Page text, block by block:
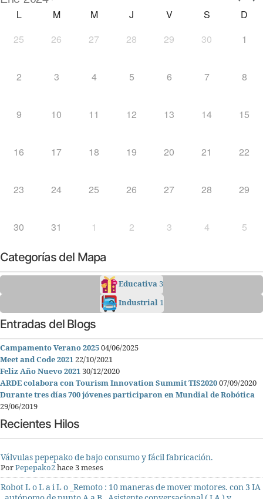
L M M J V S
D
25
26 27 28 29 30 1
2 3 4 5 6 7 8
9 10 11 12 13 14 15
16 17 18 19 20 21 22
23 24 25 26 27 28 29
30 31 1 2 3 4 5
Categorías del Mapa
Educativa3
Industrial 1
Entradas del Blogs
Campamento Verano 202504/06/2025
Meet and Code 202122/10/2021
Feliz Año Nuevo 202130/12/2020
ARDE colabora con Tourism Innovation Summit TIS202007/09/2020
Durante tres días 700 jóvenes participaron en Mundial de Robótica
29/06/2019
Recientes Hilos
Válvulas pepepako de bajo consumo y fácil fabricación.
PorPepepako2hace 3 meses
Robot L o L a i L o _Remoto : 10 maneras de mover motores. con 3 IA